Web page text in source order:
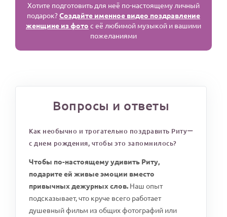
Хотите подготовить для неё по-настоящему личный
подарок?Создайте именное видео поздравление
женщине из фото с её любимой музыкой и вашими
пожеланиями
Вопросы и ответы
Как необычно и трогательно поздравить Риту
с днем рождения, чтобы это запомнилось?
Чтобы по-настоящему удивить Риту,
подарите ей живые эмоции вместо
привычных дежурных слов. Наш опыт
подсказывает, что круче всего работает
душевный фильм из общих фотографий или